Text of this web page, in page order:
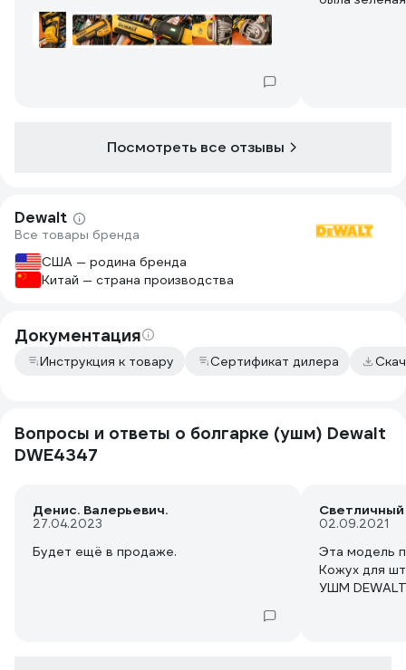
Посмотреть все отзывы
Dewalt
Все товары бренда
США — родина бренда
Китай — страна производства
Документация
Инструкция к товару Сертификат дилера
Вопросы и ответы о болгарке (ушм) Dewalt
DWE4347
Денис. Валерьевич.
27.04.2023
Будет ещё в продаже.
02.09.2021
Эта модель
Кожух для
УШМ